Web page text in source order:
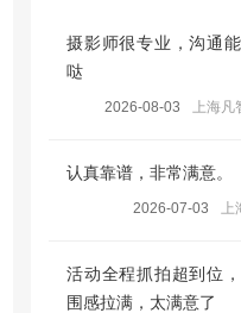
摄影师很专业，沟通
哒
2026-08-03 上海
认真靠谱，非常满意。
2026-07-03
活动全程抓拍超到位
围感拉满，太满意了